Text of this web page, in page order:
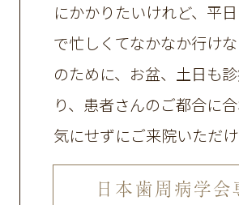
にかかりたいけれど、平
で忙しくてなかなか行け
のために、お盆、土日も
り、患者さんのご都合に
気にせずにご来院いただけ
日本歯周病学会